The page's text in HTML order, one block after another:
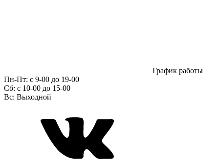
График работы
Пн-Пт: с 9-00 до 19-00
Сб: c 10-00 до 15-00
Вс: Выходной